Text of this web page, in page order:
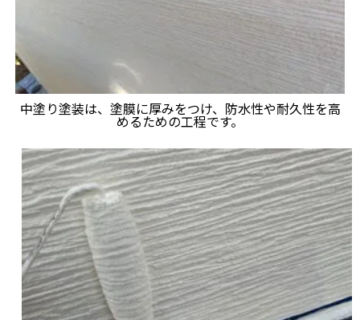
中塗り塗装は、塗膜に厚みをつけ、防水性や耐久性を高
めるための工程です。